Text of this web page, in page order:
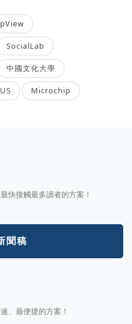
SocialLab
中國文化大學
Microchip
快接觸最多讀者的方案！
聞稿
、最便捷的方案！